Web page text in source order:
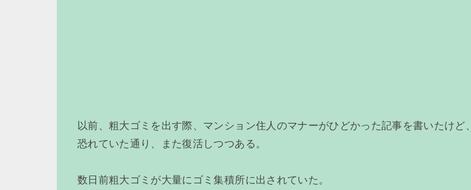
以前、粗大ゴミを出す際、マンション住人のマナーがひどかった記事を書いたけど、
恐れていた通り、また復活しつつある。
数日前粗大ゴミが大量にゴミ集積所に出されていた。